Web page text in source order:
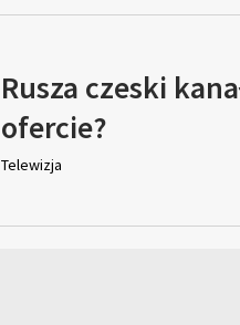
Rusza czeski
ofercie?
Telewizja